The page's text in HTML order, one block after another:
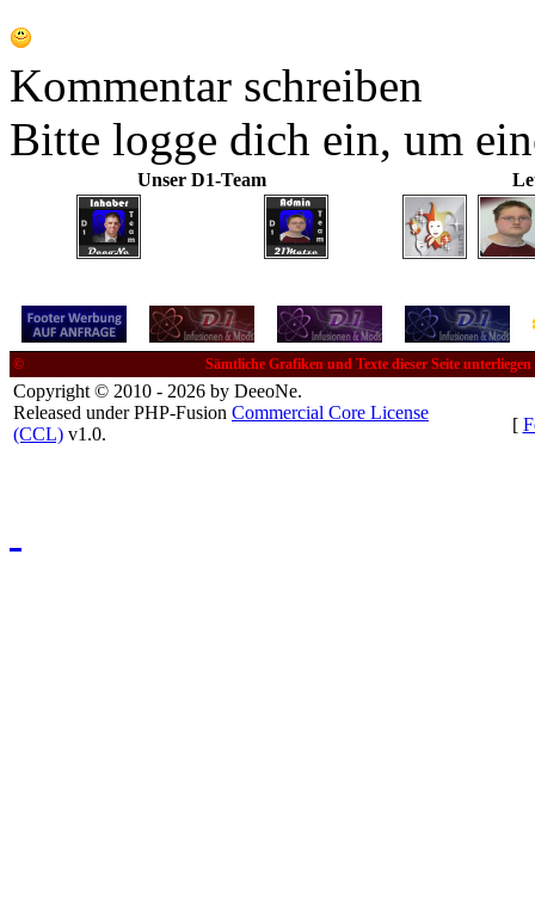
Kommentar schreiben
Bitte logge dich ein, um
Unser D1-Team
© Sämtliche Grafiken und Texte dieser Seite
Copyright © 2010 - 2026 by DeeoNe.
Released under PHP-Fusion Commercial Core License
(CCL) v1.0. [